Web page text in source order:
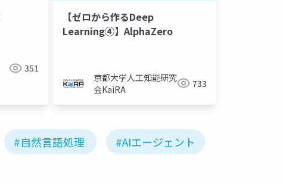
351
【ゼロから作るDeep
Learning④】AlphaZero
京都大学人工知能研究
会KaiRA
733
#自然言語処理 #AIエージェント